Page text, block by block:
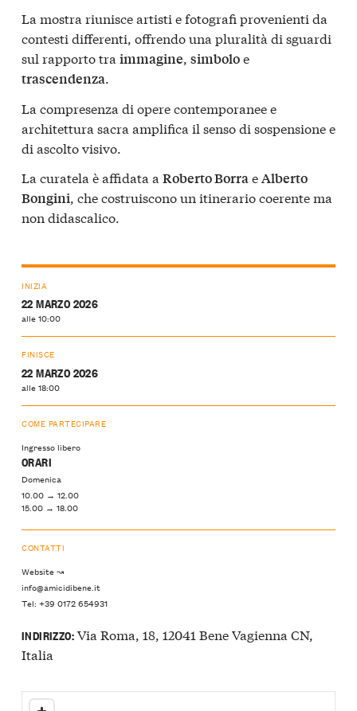
La mostra riunisce artisti e fotografi provenienti da
contesti differenti, offrendo una pluralità di sguardi
sul rapporto tra immagine, simboloe
trascendenza.
La compresenza di opere contemporanee e
architettura sacra amplifica il senso di sospensione e
di ascolto visivo.
La curatela è affidata a Roberto BorraeAlberto
Bongini, che costruiscono un itinerario coerente ma
non didascalico.
INIZIA
22 MARZO 2026
alle 10:00
FINISCE
22 MARZO 2026
alle 18:00
COME PARTECIPARE
Ingresso libero
ORARI
Domenica
10.00 → 12.00
15.00 → 18.00
CONTATTI
Website ↝
info@amicidibene.it
Tel: +39 0172 654931
INDIRIZZO:Via Roma, 18, 12041 Bene Vagienna CN,
Italia